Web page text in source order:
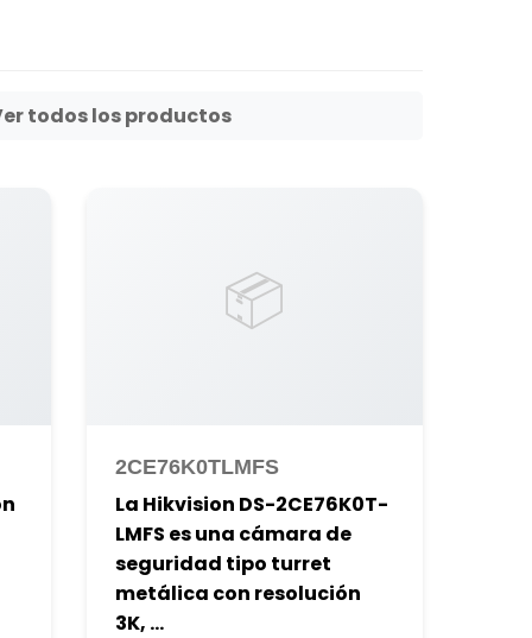
todos los productos
📦
2CE76K0TLMFS
La Hikvision DS-2CE76K0T-
LMFS es una cámara de
seguridad tipo turret
metálica con resolución
3K, ...